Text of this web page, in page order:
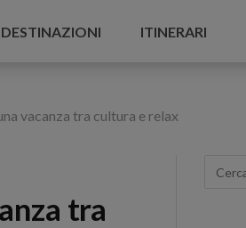
ITINERARI
vacanza tra cultura e relax
tra